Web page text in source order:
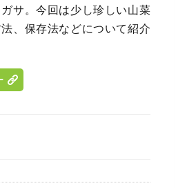
サ。今回は少し珍しい山菜
、保存法などについて紹介